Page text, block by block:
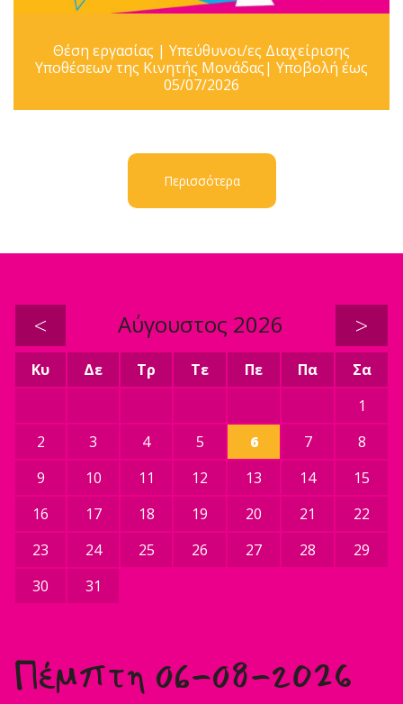
Θέση εργασίας | Υπεύθυνοι/ες Διαχείρισης
Υποθέσεων της Κινητής Μονάδας| Υποβολή έως
05/07/2026
Περισσότερα
< Αύγουστος 2026 >
Κυ Δε Τρ Τε Πε Πα
Σα
1
2
3 4 5 6 7
8
9
10 11 12 13 14
15
16
17 18 19 20 21
22
23
24 25 26 27 28
29
30
31
Πέμπτη 06-08-2026